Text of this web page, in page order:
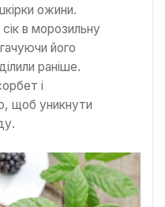
ожини.
в морозильну
його
раніше.
і
щоб уникнути